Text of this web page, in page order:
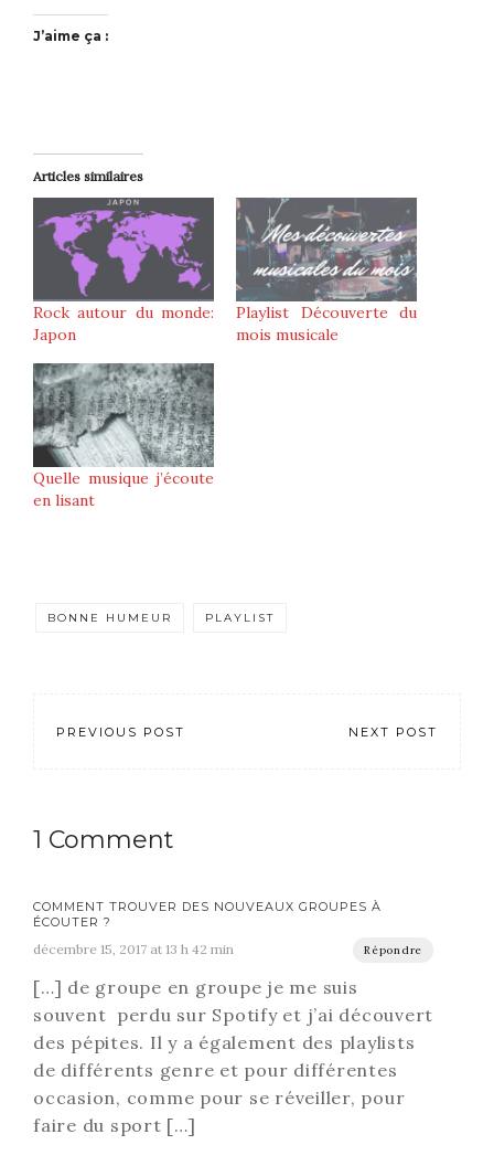
J’aime ça :
Articles similaires
Rock autour du monde:
Japon
Playlist Découverte du
mois musicale
Quelle musique j’écoute
en lisant
BONNE HUMEUR PLAYLIST
PREVIOUS POST NEXT POST
1 Comment
COMMENT TROUVER DES NOUVEAUX GROUPES À
ÉCOUTER ?
décembre 15, 2017 at 13 h 42 min Répondre
[…] de groupe en groupe je me suis
souvent perdu sur Spotify et j’ai découvert
des pépites. Il y a également des playlists
de différents genre et pour différentes
occasion, comme pour se réveiller, pour
faire du sport […]